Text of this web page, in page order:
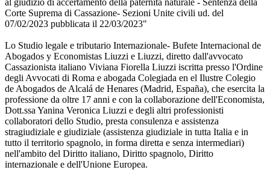
Lo Studio legale e tributario Internazionale- Bufete Internacional de
Abogados y Economistas Liuzzi e Liuzzi, diretto dall'avvocato
Cassazionista italiano Viviana Fiorella Liuzzi iscritta presso l'Ordine
degli Avvocati di Roma e abogada Colegiada en el Ilustre Colegio
de Abogados de Alcalá de Henares (Madrid, España), che esercita la
professione da oltre 1 7 anni e con la collaborazione dell'Economista,
Dott.ssa Yanina Veronica Liuzzi e degli altri professionisti
collaboratori dello Studio, presta consulenza e assistenza
stragiudiziale e giudiziale (assistenza giudiziale in tutta Italia e in
tutto il territorio spagnolo, in forma diretta e senza intermediari)
nell'ambito del Diritto italiano, Diritto spagnolo, Diritto
internazionale e dell'Unione Europea.